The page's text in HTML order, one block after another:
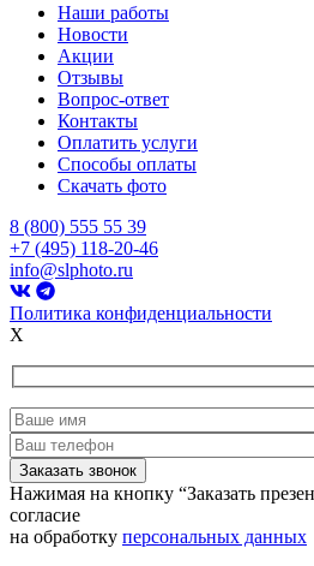
Наши работы
Новости
Акции
Отзывы
Вопрос-ответ
Контакты
Оплатить услуги
Способы оплаты
Скачать фото
8 (800) 555 55 39
+7 (495) 118-20-46
info@slphoto.ru
Политика конфиденциальности
X
Нажимая на кнопку “Заказать
согласие
на обработку персональных данных